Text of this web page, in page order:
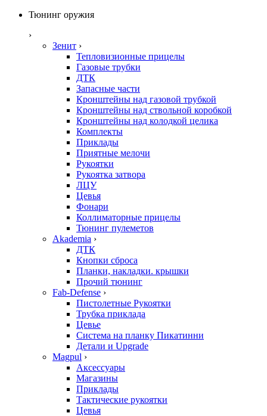
Тюнинг оружия
›
Зенит ›
Тепловизионные прицелы
Газовые трубки
ДТК
Запасные части
Кронштейны над газовой трубкой
Кронштейны над ствольной коробкой
Кронштейны над колодкой целика
Комплекты
Приклады
Приятные мелочи
Рукоятки
Рукоятка затвора
ЛЦУ
Цевья
Фонари
Коллиматорные прицелы
Тюнинг пулеметов
Akademia ›
ДТК
Кнопки сброса
Планки, накладки. крышки
Прочий тюнинг
Fab-Defense ›
Пистолетные Рукоятки
Трубка приклада
Цевье
Система на планку Пикатинни
Детали и Upgrade
Magpul ›
Аксессуары
Магазины
Приклады
Тактические рукоятки
Цевья